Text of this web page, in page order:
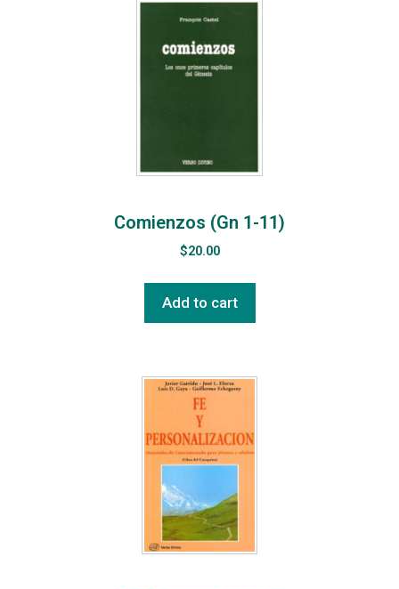
Comienzos (Gn 1-11)
$20.00
Add to cart